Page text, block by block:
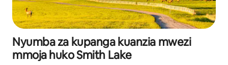
Nyumba za kupanga kuanzia mwezi
mmoja huko Smith Lake